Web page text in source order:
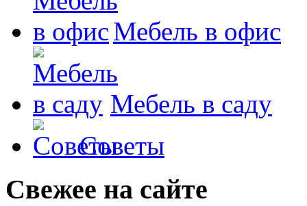
Мебель в офис
Мебель в саду
Советы
Свежее на сайте